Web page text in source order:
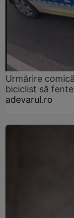
Urmărire
biciclist să
adevarul.ro